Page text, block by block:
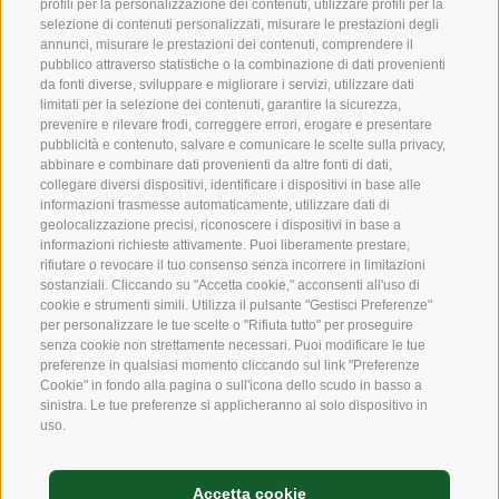
profili per la personalizzazione dei contenuti, utilizzare profili per la
selezione di contenuti personalizzati, misurare le prestazioni degli
annunci, misurare le prestazioni dei contenuti, comprendere il
pubblico attraverso statistiche o la combinazione di dati provenienti
da fonti diverse, sviluppare e migliorare i servizi, utilizzare dati
limitati per la selezione dei contenuti, garantire la sicurezza,
prevenire e rilevare frodi, correggere errori, erogare e presentare
pubblicità e contenuto, salvare e comunicare le scelte sulla privacy,
abbinare e combinare dati provenienti da altre fonti di dati,
collegare diversi dispositivi, identificare i dispositivi in base alle
informazioni trasmesse automaticamente, utilizzare dati di
geolocalizzazione precisi, riconoscere i dispositivi in base a
informazioni richieste attivamente. Puoi liberamente prestare,
rifiutare o revocare il tuo consenso senza incorrere in limitazioni
sostanziali. Cliccando su "Accetta cookie," acconsenti all'uso di
cookie e strumenti simili. Utilizza il pulsante "Gestisci Preferenze"
per personalizzare le tue scelte o "Rifiuta tutto" per proseguire
senza cookie non strettamente necessari. Puoi modificare le tue
preferenze in qualsiasi momento cliccando sul link "Preferenze
Cookie" in fondo alla pagina o sull'icona dello scudo in basso a
sinistra. Le tue preferenze si applicheranno al solo dispositivo in
uso.
Accetta cookie
Sostensibilità
Prodotti e Marchi
Codice etico
Modello organizzativo
Whistleblowing
SOCIAL MEDIA
LinkedIn